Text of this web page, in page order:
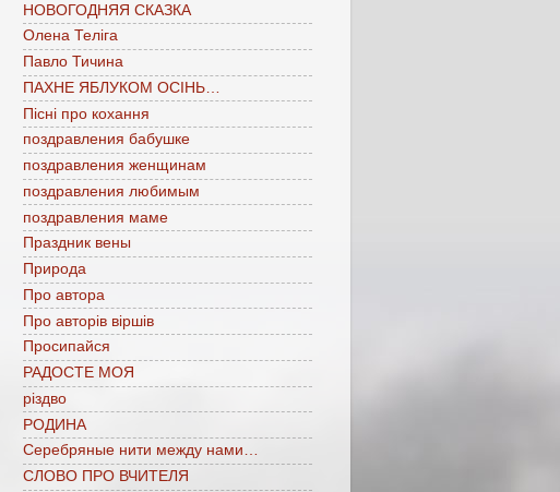
НОВОГОДНЯЯ СКАЗКА
Олена Теліга
Павло Тичина
ПАХНЕ ЯБЛУКОМ ОСІНЬ…
Пісні про кохання
поздравления бабушке
поздравления женщинам
поздравления любимым
поздравления маме
Праздник вены
Природа
Про автора
Про авторів віршів
Просипайся
РАДОСТЕ МОЯ
різдво
РОДИНА
Серебряные нити между нами…
СЛОВО ПРО ВЧИТЕЛЯ